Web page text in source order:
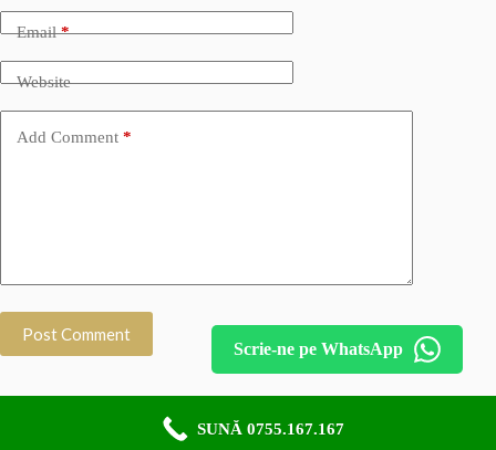
Email*
Website
Add Comment *
Post Comment
Copyright © 2015 - 2026 Todos Company. Toate drepturile,
Scrie-ne pe WhatsApp
SUNĂ 0755.167.167